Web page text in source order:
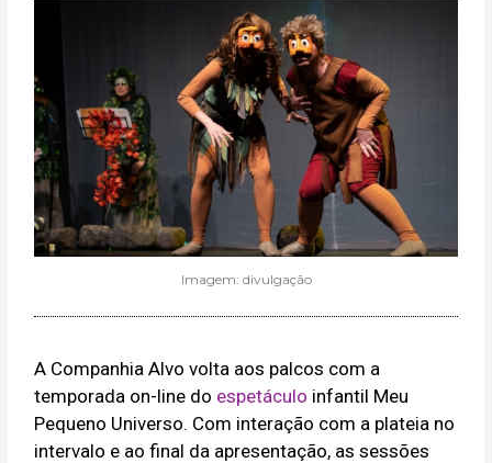
Imagem: divulgação
A Companhia Alvo volta aos palcos com a
temporada on-line do espetáculo infantil Meu
Pequeno Universo. Com interação com a plateia no
intervalo e ao final da apresentação, as sessões